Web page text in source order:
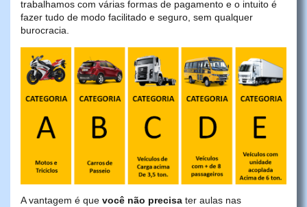
trabalhamos com várias formas de pagamento e o intuito é
fazer tudo de modo facilitado e seguro, sem qualquer
burocracia.
A vantagem é que você não precisa ter aulas nas